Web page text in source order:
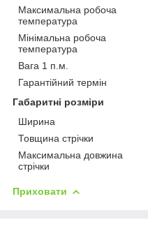
Максимальна робоча
температура
Мінімальна робоча
температура
Вага 1 п.м.
Гарантійний термін
Габаритні розміри
Ширина
Товщина стрічки
Максимальна довжина
стрічки
Приховати